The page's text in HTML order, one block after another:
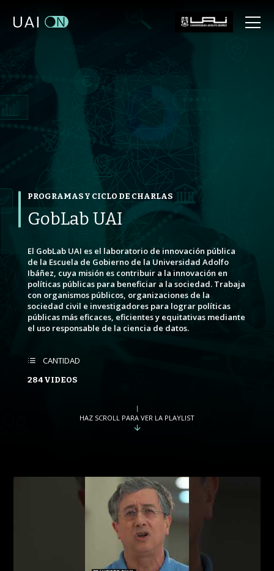
PROGRAMAS Y CICLO DE CHARLAS
GobLab UAI
El GobLab UAI es el laboratorio de innovación pública
de la Escuela de Gobierno de la Universidad Adolfo
Ibáñez, cuya misión es contribuir a la innovación en
políticas públicas para beneficiar a la sociedad. Trabaja
con organismos públicos, organizaciones de la
sociedad civil e investigadores para lograr políticas
públicas más eficaces, eficientes y equitativas mediante
el uso responsable de la ciencia de datos.
CANTIDAD
284 VIDEOS
HAZ SCROLL PARA VER LA PLAYLIST
VOLVER ATRÁS
CONVERSACIONES SOBRE LO NUESTRO
REPRODUCCIONES
VISTAS